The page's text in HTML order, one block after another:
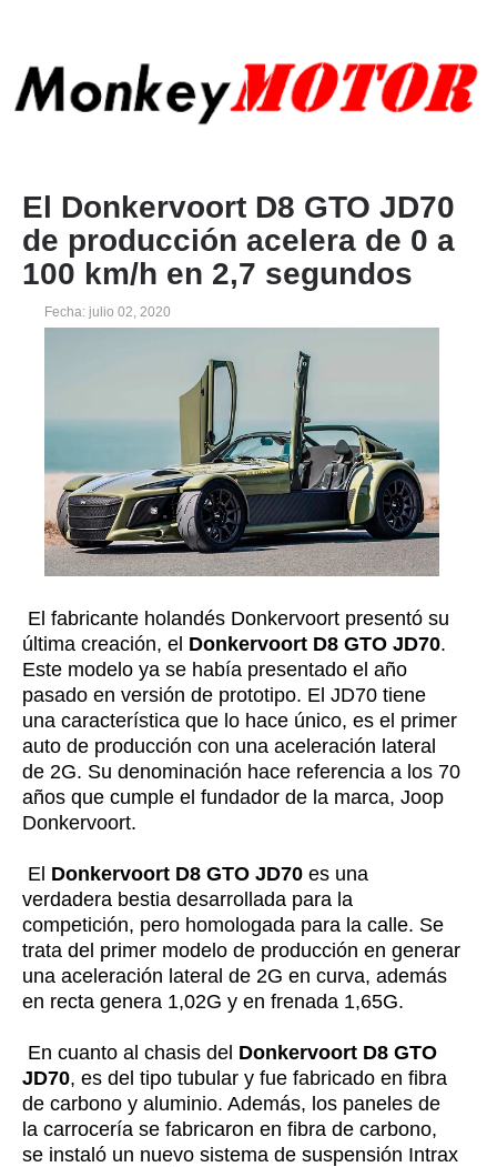
El Donkervoort D8 GTO JD70
de producción acelera de 0 a
100 km/h en 2,7 segundos
Fecha: julio 02, 2020
El fabricante holandés Donkervoort presentó su
última creación, el Donkervoort D8 GTO JD70.
Este modelo ya se había presentado el año
pasado en versión de prototipo. El JD70 tiene
una característica que lo hace único, es el primer
auto de producción con una aceleración lateral
de 2G. Su denominación hace referencia a los 70
años que cumple el fundador de la marca, Joop
Donkervoort.
El Donkervoort D8 GTO JD70 es una
verdadera bestia desarrollada para la
competición, pero homologada para la calle. Se
trata del primer modelo de producción en generar
una aceleración lateral de 2G en curva, además
en recta genera 1,02G y en frenada 1,65G.
En cuanto al chasis del Donkervoort D8 GTO
JD70, es del tipo tubular y fue fabricado en fibra
de carbono y aluminio. Además, los paneles de
la carrocería se fabricaron en fibra de carbono,
se instaló un nuevo sistema de suspensión Intrax